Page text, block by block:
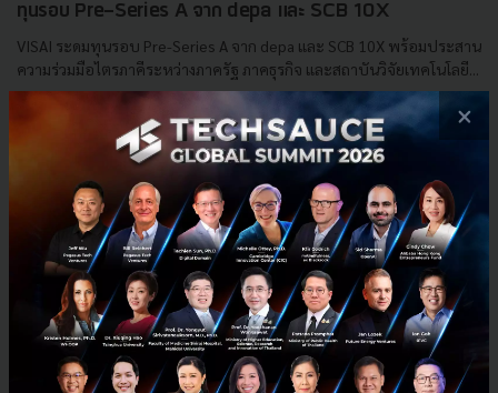
ทุนรอบ Pre-Series A จาก depa และ SCB 10X
VISAI ระดมทุนรอบ Pre-Series A จาก depa และ SCB 10X พร้อมประสาน
ความร่วมมือไตรภาคีระหว่างภาครัฐ ภาคธุรกิจ และสถาบันวิจัยเทคโนโลยี...
Techsauce Team
depa visai SCB 10X Pre-Series A
×